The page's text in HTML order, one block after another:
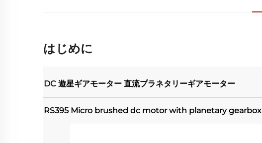
はじめに
DC 遊星ギアモーター 直流プラネタリーギアモーター
RS395 Micro brushed dc motor with planetary gearbox